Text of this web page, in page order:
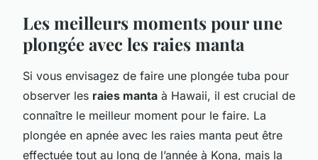
Les meilleurs moments pour une
plongée avec les raies manta
Si vous envisagez de faire une plongée tuba pour
observer les raies manta à Hawaii, il est crucial de
connaître le meilleur moment pour le faire. La
plongée en apnée avec les raies manta peut être
effectuée tout au long de l’année à Kona, mais la